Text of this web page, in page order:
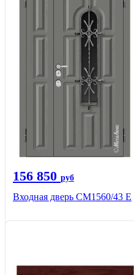
156 850 руб
Входная дверь СМ1560/43 Е